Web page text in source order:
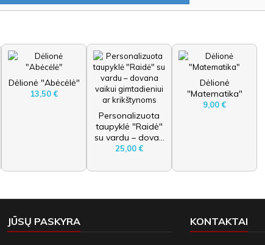
Dėlionė "Abėcėlė"
13,50 €
Personalizuota
taupyklė "Raidė"
su vardu – dova...
25,00 €
Dėlionė
"Matematika"
9,00 €
JŪSŲ PASKYRA KONTAKTAI